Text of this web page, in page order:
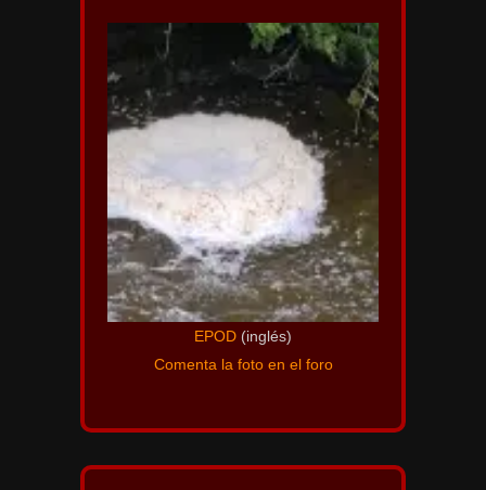
EPOD (inglés)
Comenta la foto en el foro